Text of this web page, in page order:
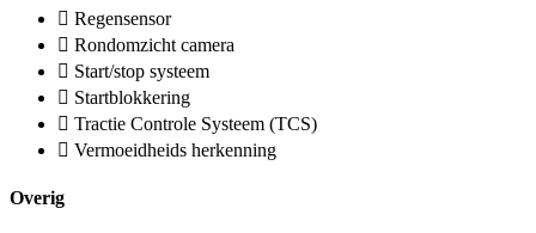
Regensensor
Rondomzicht camera
Start/stop systeem
Startblokkering
Tractie Controle Systeem (TCS)
Vermoeidheids herkenning
Overig